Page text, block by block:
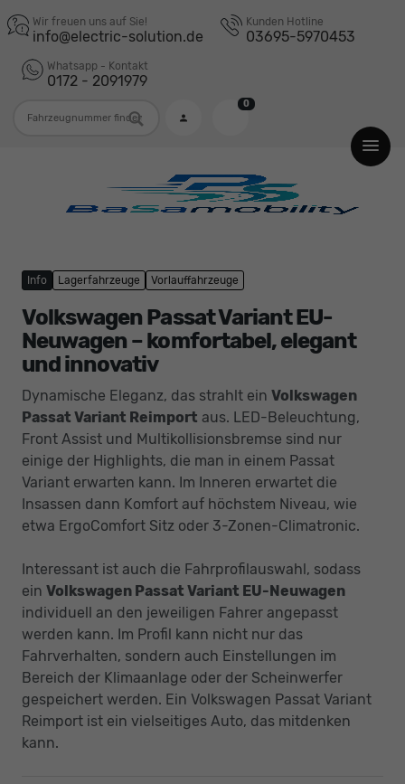
Wir freuen uns auf Sie!
info@electric-solution.de
Kunden Hotline
03695-5970453
Whatsapp - Kontakt
0172 - 2091979
0
Info Lagerfahrzeuge Vorlauffahrzeuge
Volkswagen Passat Variant EU-
Neuwagen – komfortabel, elegant
und innovativ
Dynamische Eleganz, das strahlt ein Volkswagen
Passat Variant Reimport aus. LED-Beleuchtung,
Front Assist und Multikollisionsbremse sind nur
einige der Highlights, die man in einem Passat
Variant erwarten kann. Im Inneren erwartet die
Insassen dann Komfort auf höchstem Niveau, wie
etwa ErgoComfort Sitz oder 3-Zonen-Climatronic.
Interessant ist auch die Fahrprofilauswahl, sodass
ein Volkswagen Passat Variant EU-Neuwagen
individuell an den jeweiligen Fahrer angepasst
werden kann. Im Profil kann nicht nur das
Fahrverhalten, sondern auch Einstellungen im
Bereich der Klimaanlage oder der Scheinwerfer
gespeichert werden. Ein Volkswagen Passat Variant
Reimport ist ein vielseitiges Auto, das mitdenken
kann.